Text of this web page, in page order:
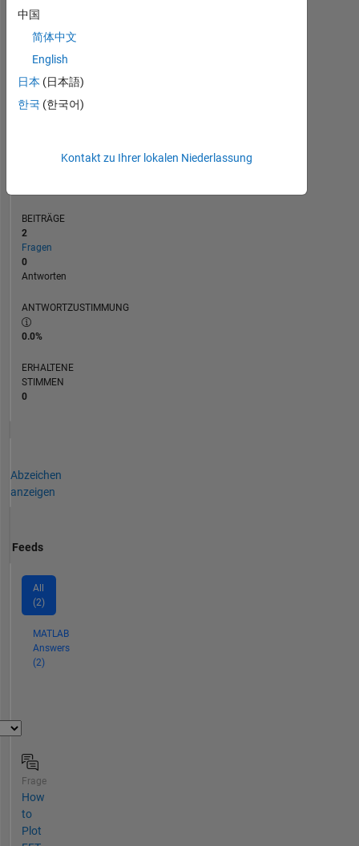
RANG
186.778
BEITRÄGE
2
Fragen
0
Antworten
ANTWORTZUSTIMMUNG
0.0%
ERHALTENE
STIMMEN
0
Abzeichen
anzeigen
Feeds
All
(2)
MATLAB
Answers
(2)
Frage
How
to
Plot
中国
简体中文
English
日本 (日本語)
한국 (한국어)
Kontakt zu Ihrer lokalen Niederlassung